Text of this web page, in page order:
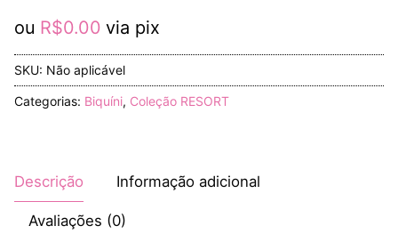
ou R$0.00 via pix
SKU: Não aplicável
Categorias: Biquíni, Coleção RESORT
Descrição Informação adicional
Avaliações (0)